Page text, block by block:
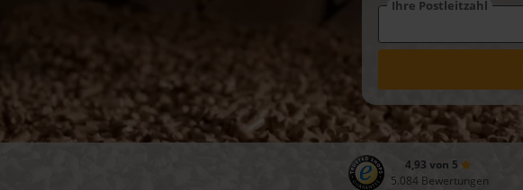
Ihre Postleitzahl
4,93 von 5
5.084 Bewertungen